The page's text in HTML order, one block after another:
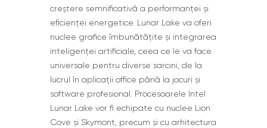
creștere semnificativă a performanței și
eficienței energetice. Lunar Lake va oferi
nuclee grafice îmbunătățite și integrarea
inteligenței artificiale, ceea ce le va face
universale pentru diverse sarcini, de la
lucrul în aplicații office până la jocuri și
software profesional. Procesoarele Intel
Lunar Lake vor fi echipate cu nuclee Lion
Cove și Skymont, precum și cu arhitectura